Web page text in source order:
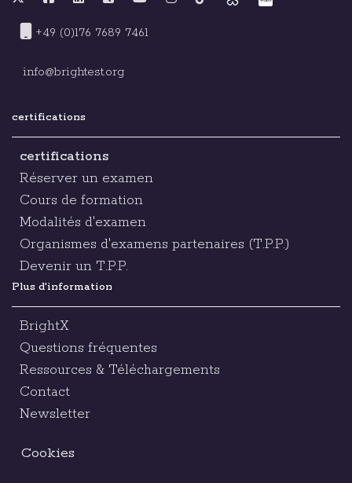
+49 (0)176 7689 7461
info@brightest.org
certifications
certifications
Réserver un examen
Cours de formation
Modalités d'examen
Organismes d'examens partenaires (T.P.P.)
Devenir un T.P.P.
Plus d'information
BrightX
Questions fréquentes
Ressources & Téléchargements
Contact
Newsletter
Cookies